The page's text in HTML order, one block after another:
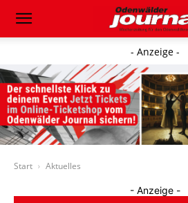
- Anzeige -
Start Aktuelles
- Anzeige -